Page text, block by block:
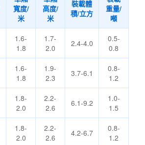
寬度/
米
高度/
米
裝載體
積/立方
重量/
噸
1.6-
1.8
1.7-
2.0
2.4-4.0
0.5-
0.8
1.6-
1.8
1.9-
2.3
3.7-6.1
0.8-
1.2
1.8-
2.0
2.2-
2.6
6.1-9.2
1.0-
1.5
1.8-
2.0
2.2-
2.6
4.2-6.7
0.8-
1.2